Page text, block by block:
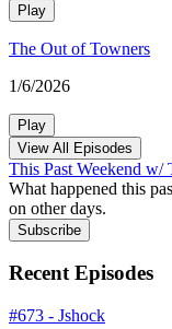
Play
The Out of Towners
1/6/2026
Play
View All Episodes
This Past Weekend w/
What happened this
on other days.
Subscribe
Recent Episodes
#673 - Jshock